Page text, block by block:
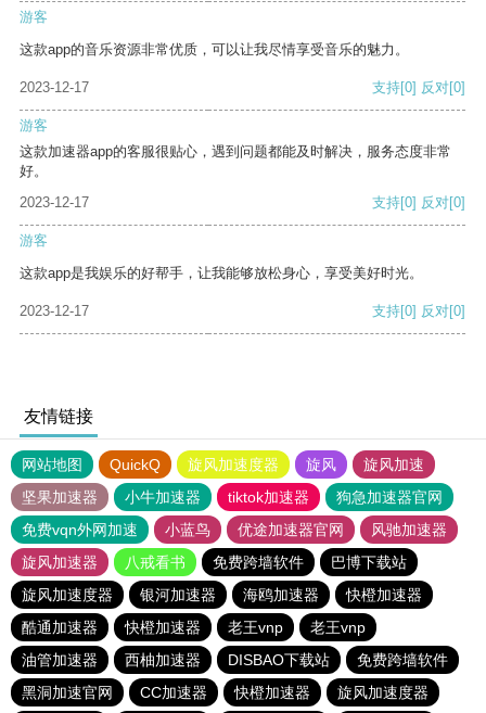
游客
这款app的音乐资源非常优质，可以让我尽情享受音乐的魅力。
2023-12-17 支持[0] 反对[0]
游客
这款加速器app的客服很贴心，遇到问题都能及时解决，服务态度非常
好。
2023-12-17
支持[0] 反对[0]
游客
这款app是我娱乐的好帮手，让我能够放松身心，享受美好时光。
2023-12-17 支持[0] 反对[0]
友情链接
网站地图 QuickQ 旋风加速度器 旋风
旋风加速
坚果加速器
小牛加速器 tiktok加速器
狗急加速器官网
免费vqn外网加速
小蓝鸟 优途加速器官网
风驰加速器
旋风加速器
八戒看书 免费跨墙软件
巴博下载站
旋风加速度器
银河加速器 海鸥加速器
快橙加速器
酷通加速器
快橙加速器 老王vnp
老王vnp
油管加速器
西柚加速器 DISBAO下载站
免费跨墙软件
黑洞加速官网
CC加速器 快橙加速器 旋风加速度器